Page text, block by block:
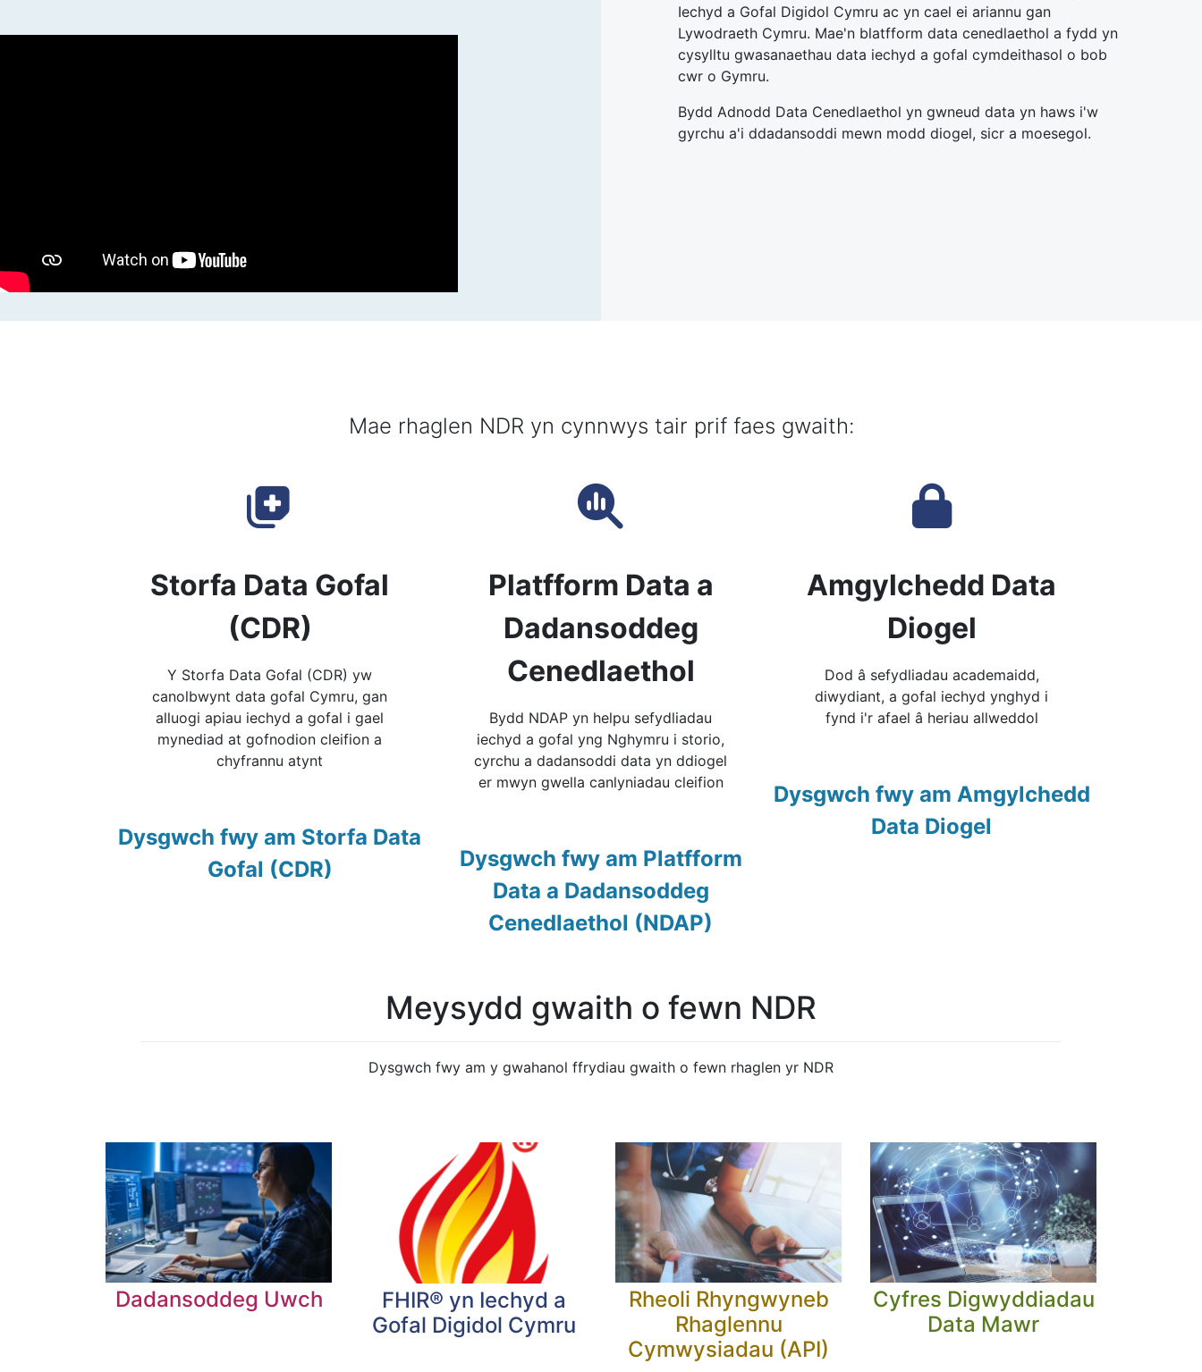
Iechyd a Gofal Digidol Cymru ac yn cael ei ariannu gan
Lywodraeth Cymru. Mae'n blatfform data cenedlaethol a fydd yn
cysylltu gwasanaethau data iechyd a gofal cymdeithasol o bob
cwr o Gymru.
Bydd Adnodd Data Cenedlaethol yn gwneud data yn haws i'w
gyrchu a'i ddadansoddi mewn modd diogel, sicr a moesegol.
Mae rhaglen NDR yn cynnwys tair prif faes gwaith:
Storfa Data Gofal
(CDR)
Y Storfa Data Gofal (CDR) yw
canolbwynt data gofal Cymru, gan
alluogi apiau iechyd a gofal i gael
mynediad at gofnodion cleifion a
chyfrannu atynt
Dysgwch fwy am Storfa Data
Gofal (CDR)
Platfform Data a
Dadansoddeg
Cenedlaethol
Bydd NDAP yn helpu sefydliadau
iechyd a gofal yng Nghymru i storio,
cyrchu a dadansoddi data yn ddiogel
er mwyn gwella canlyniadau cleifion
Dysgwch fwy am Platfform
Data a Dadansoddeg
Cenedlaethol (NDAP)
Amgylchedd Data
Diogel
Dod â sefydliadau academaidd,
diwydiant, a gofal iechyd ynghyd i
fynd i'r afael â heriau allweddol
Dysgwch fwy am Amgylchedd
Data Diogel
Meysydd gwaith o fewn NDR
Dysgwch fwy am y gwahanol ffrydiau gwaith o fewn rhaglen yr NDR
Dadansoddeg Uwch
FHIR® yn Iechyd a
Gofal Digidol Cymru
Rheoli Rhyngwyneb
Rhaglennu
Cymwysiadau (API)
Cyfres Digwyddiadau
Data Mawr